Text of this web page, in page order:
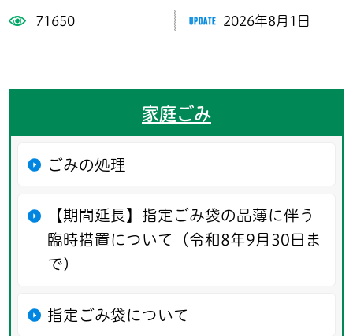
71650 2026年8月1日
家庭ごみ
ごみの処理
【期間延長】指定ごみ袋の品薄に伴う
臨時措置について（令和8年9月30日ま
で）
指定ごみ袋について